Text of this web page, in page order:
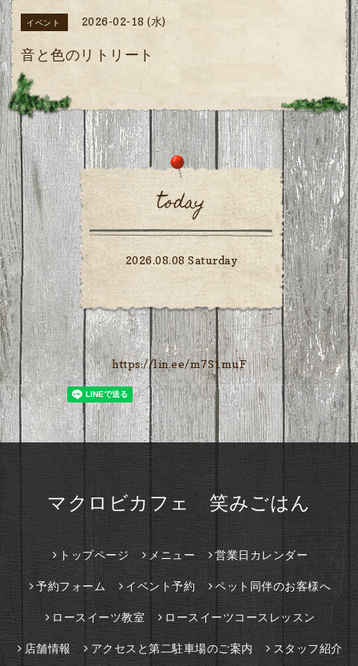
イベント 2026-02-18 (水)
音と色のリトリート
today
2026.08.08 Saturday
https://lin.ee/m7S1muF
マクロビカフェ 笑みごはん
トップページ メニュー 営業日カレンダー
予約フォーム イベント予約 ペット同伴のお客様へ
ロースイーツ教室 ロースイーツコースレッスン
店舗情報 アクセスと第二駐車場のご案内 スタッフ紹介